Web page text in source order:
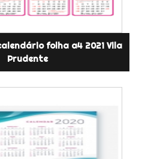
folha a4 2021 Vila
Prudente